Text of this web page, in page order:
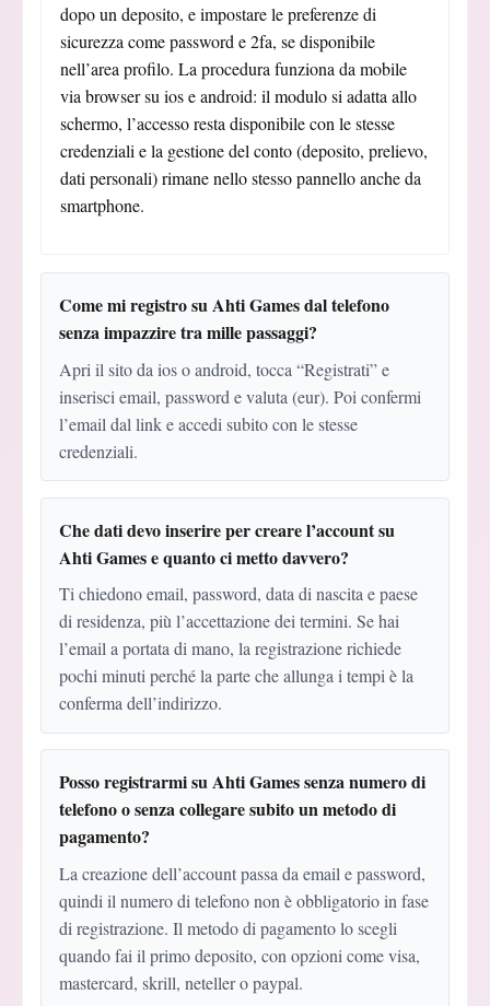
dopo un deposito, e impostare le preferenze di
sicurezza come password e 2fa, se disponibile
nell’area profilo. La procedura funziona da mobile
via browser su ios e android: il modulo si adatta allo
schermo, l’accesso resta disponibile con le stesse
credenziali e la gestione del conto (deposito, prelievo,
dati personali) rimane nello stesso pannello anche da
smartphone.
Come mi registro su Ahti Games dal telefono
senza impazzire tra mille passaggi?
Apri il sito da ios o android, tocca “Registrati” e
inserisci email, password e valuta (eur). Poi confermi
l’email dal link e accedi subito con le stesse
credenziali.
Che dati devo inserire per creare l’account su
Ahti Games e quanto ci metto davvero?
Ti chiedono email, password, data di nascita e paese
di residenza, più l’accettazione dei termini. Se hai
l’email a portata di mano, la registrazione richiede
pochi minuti perché la parte che allunga i tempi è la
conferma dell’indirizzo.
Posso registrarmi su Ahti Games senza numero di
telefono o senza collegare subito un metodo di
pagamento?
La creazione dell’account passa da email e password,
quindi il numero di telefono non è obbligatorio in fase
di registrazione. Il metodo di pagamento lo scegli
quando fai il primo deposito, con opzioni come visa,
mastercard, skrill, neteller o paypal.